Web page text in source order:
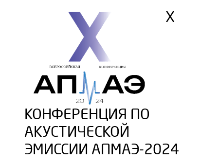
X
КОНФЕРЕНЦИЯ ПО
АКУСТИЧЕСКОЙ
ЭМИССИИ АПМАЭ-2024